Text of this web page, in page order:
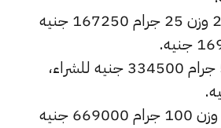
أسعار الذهب عيار 21 وزن 25 جرام 167250 جنيه
سعر عيار 21 وزن 50 جرام 334500 جنيه للشراء،
سعر الذهب عيار 21 وزن 100 جرام 669000 جنيه